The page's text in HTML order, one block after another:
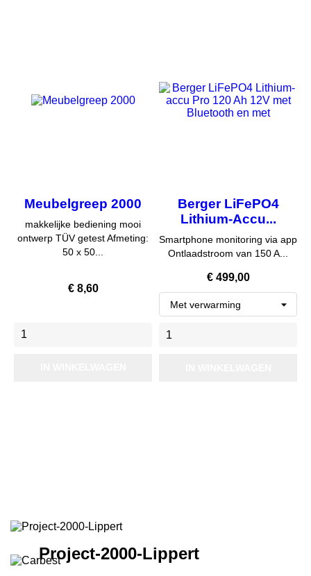
Meubelgreep 2000
makkelijke bediening mooi
ontwerp TÜV getest Afmeting:
50 x 50...
Prijs
€ 8,60
Berger LiFePO4
Lithium-Accu...
Smartphone monitoring via app
Ontlaadstroom van 150 A...
Prijs
€ 499,00
Project-2000-Lippert